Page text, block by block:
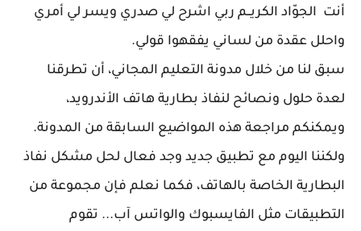
أنت الجوّاد الكريــم ربي اشرح لي صدري ويسر لي أمري
واحلل عقدة من لساني يفقهوا قولي.
سبق لنا من خلال مدونة التعليم المجاني، أن تطرقنا
لعدة حلول ونصائح لنفاذ بطارية هاتف الأندرويد،
ويمكنكم مراجعة هذه المواضيع السابقة من المدونة.
ولكننا اليوم مع تطبيق جديد وجد فعال لحل مشكل نفاذ
البطارية الخاصة بالهاتف، فكما نعلم فإن مجموعة من
التطبيقات مثل الفايسبوك والواتس آب... تقوم